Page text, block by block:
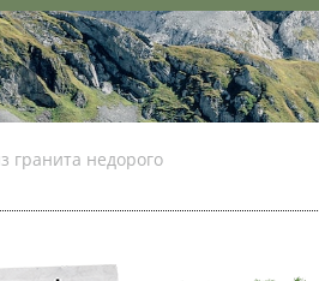
гранита недорого